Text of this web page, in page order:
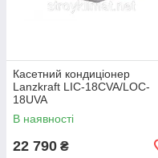
Касетний кондиціонер
Lanzkraft LIC-18CVA/LOC-
18UVA
В наявності
22 790 ₴